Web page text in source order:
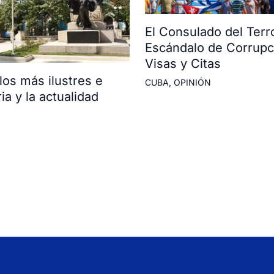
más ilustres e
y la actualidad
El Consulado del
Escándalo de
Visas y Citas
CUBA, OPINIÓN